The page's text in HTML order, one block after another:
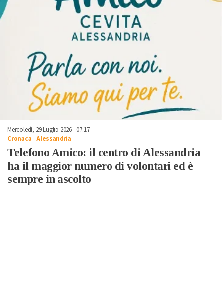
Mercoledì, 29 Luglio 2026 - 07:17
Cronaca-Alessandria
Telefono Amico: il centro di Alessandria
ha il maggior numero di volontari ed è
sempre in ascolto